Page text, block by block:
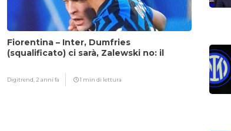
Fiorentina – Inter, Dumfries
(squalificato) ci sarà, Zalewski no: il
Digitrend,2 anni fa 1 min di lettura